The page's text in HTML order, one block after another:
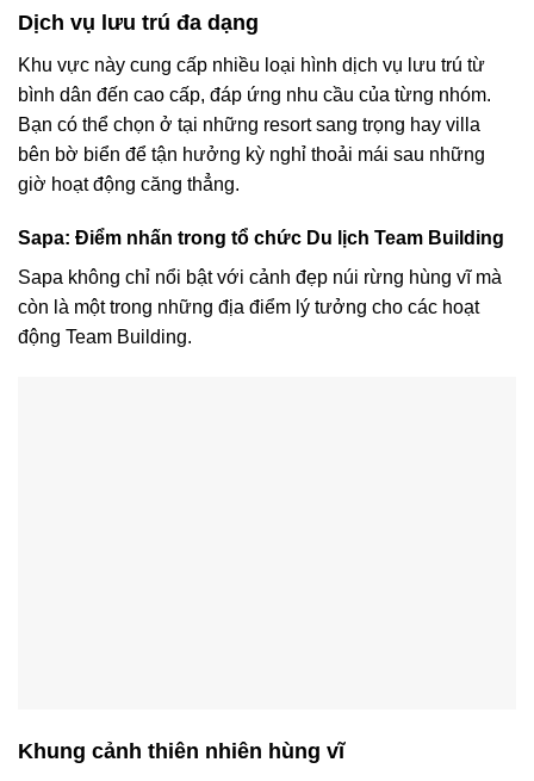
Dịch vụ lưu trú đa dạng
Khu vực này cung cấp nhiều loại hình dịch vụ lưu trú từ
bình dân đến cao cấp, đáp ứng nhu cầu của từng nhóm.
Bạn có thể chọn ở tại những resort sang trọng hay villa
bên bờ biển để tận hưởng kỳ nghỉ thoải mái sau những
giờ hoạt động căng thẳng.
Sapa: Điểm nhấn trong tổ chức Du lịch Team Building
Sapa không chỉ nổi bật với cảnh đẹp núi rừng hùng vĩ mà
còn là một trong những địa điểm lý tưởng cho các hoạt
động Team Building.
Khung cảnh thiên nhiên hùng vĩ